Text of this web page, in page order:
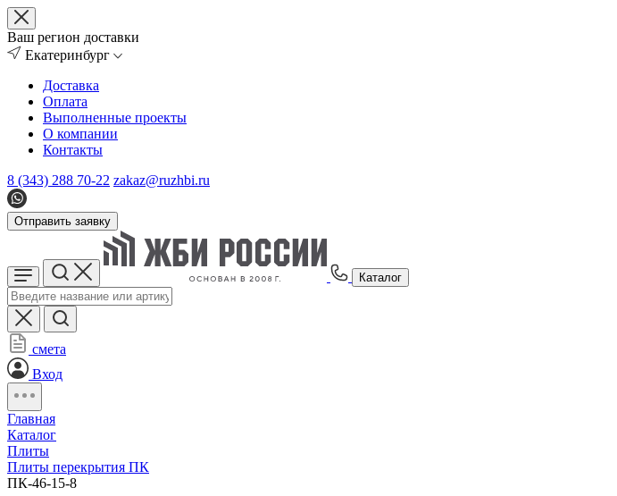
Ваш регион доставки
Екатеринбург
Доставка
Оплата
Выполненные проекты
О компании
Контакты
8 (343) 288 70-22 zakaz@ruzhbi.ru
Отправить заявку
Каталог
смета
Вход
Главная
Каталог
Плиты
Плиты перекрытия ПК
ПК-46-15-8